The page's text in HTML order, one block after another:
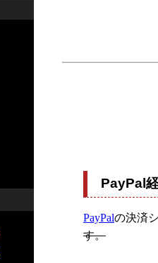
PayPal
PayPalの決済
す。